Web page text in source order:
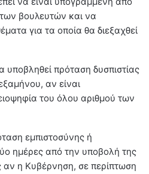
βουλευτών και να
για τα οποία θα διεξαχθεί
υποβληθεί πρόταση δυσπιστίας
αν είναι
του όλου αριθμού των
εμπιστοσύνης ή
ημέρες από την υποβολή της
αν η Kυβέρνηση, σε περίπτωση